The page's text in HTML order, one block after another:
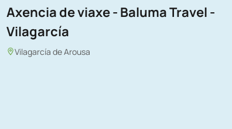
Axencia de viaxe - Baluma Travel -
Vilagarcía
Vilagarcía de Arousa